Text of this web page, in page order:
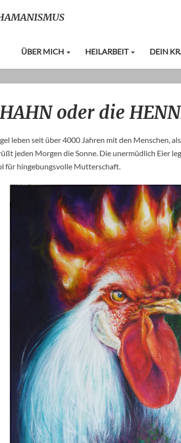
ÜBER MICH HEILARBEIT DEIN
HAHN
oder
HENNE
als
oder die
leben seit über 4000 Jahren mit den Menschen,
jeden Morgen die Sonne. Die unermüdlich Eier
für hingebungsvolle Mutterschaft.